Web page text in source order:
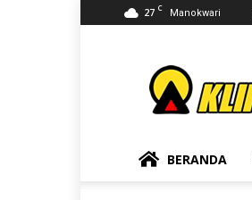
27 C Manokwari
BERANDA